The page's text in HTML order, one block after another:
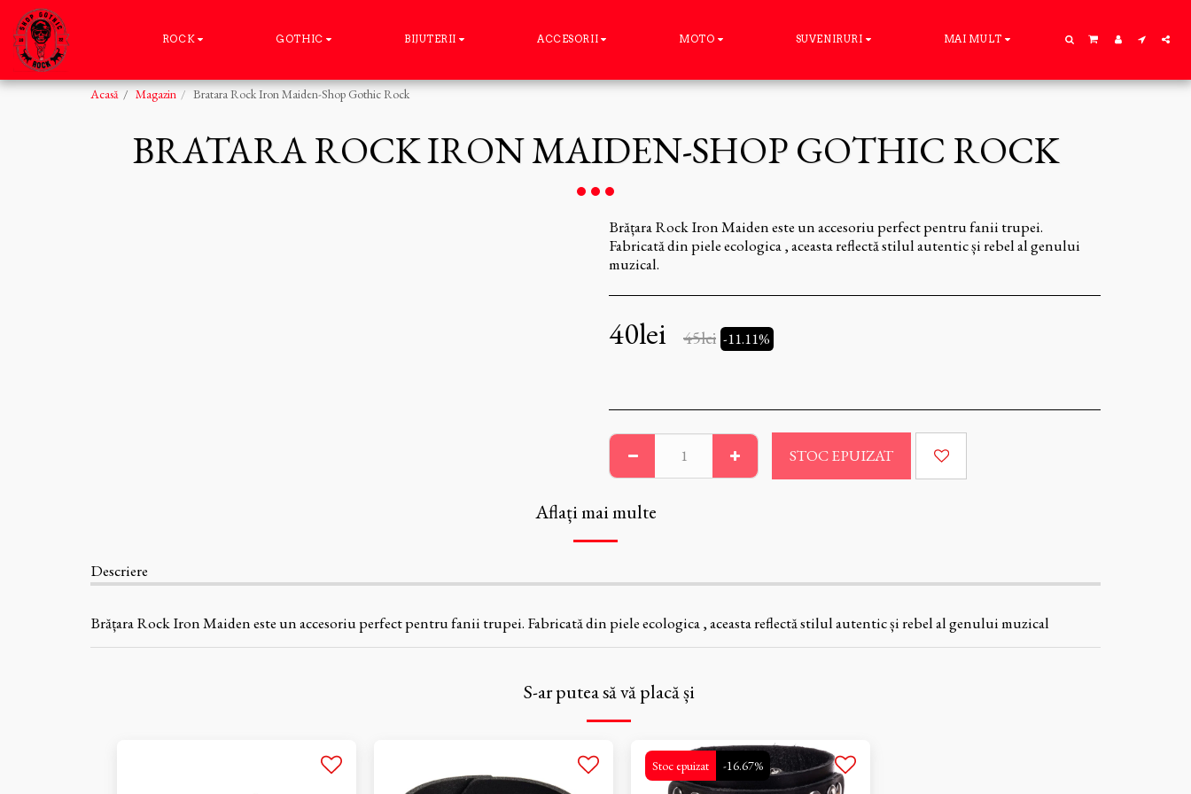
ROCK GOTHIC BIJUTERII ACCESORII MOTO SUVENIRURI MAI MULT
Acasă Magazin Bratara Rock Iron Maiden-Shop Gothic Rock
BRATARA ROCK IRON MAIDEN-SHOP GOTHIC ROCK
Brățara Rock Iron Maiden este un accesoriu perfect pentru fanii trupei.
Fabricată din piele ecologica , aceasta reflectă stilul autentic și rebel al genului
muzical.
40lei 45lei -11.11%
STOC EPUIZAT
Aflați mai multe
Descriere
Brățara Rock Iron Maiden este un accesoriu perfect pentru fanii trupei. Fabricată din piele ecologica , aceasta reflectă stilul autentic și rebel al genului muzical
S-ar putea să vă placă și
Stoc epuizat -16.67%